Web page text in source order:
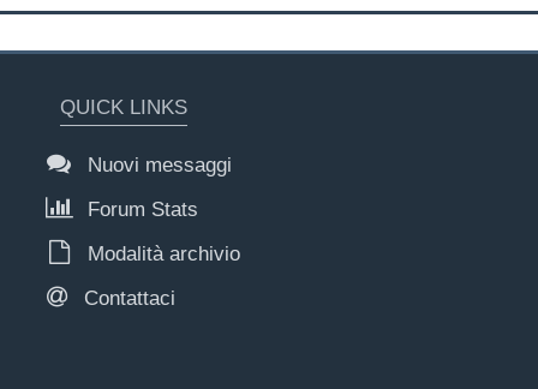
QUICK LINKS
Nuovi messaggi
Forum Stats
Modalità archivio
Contattaci